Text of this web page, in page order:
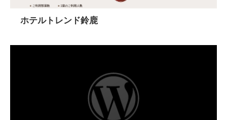
ホテルトレンド鈴鹿